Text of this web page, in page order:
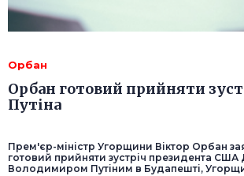
Орбан
Орбан готовий прийняти
Путіна
Прем'єр-міністр Угорщини Віктор Орбан
готовий прийняти зустріч президента
Володимиром Путіним в Будапешті,